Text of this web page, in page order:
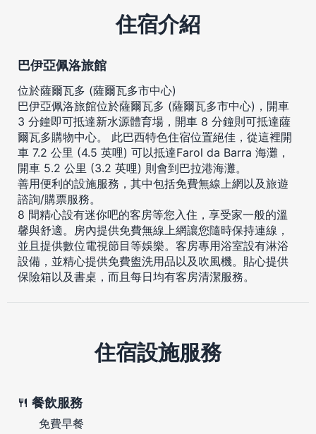
住宿介紹
巴伊亞佩洛旅館
位於薩爾瓦多 (薩爾瓦多市中心)
巴伊亞佩洛旅館位於薩爾瓦多 (薩爾瓦多市中心)，開車
3 分鐘即可抵達新水源體育場，開車 8 分鐘則可抵達薩
爾瓦多購物中心。 此巴西特色住宿位置絕佳，從這裡開
車 7.2 公里 (4.5 英哩) 可以抵達Farol da Barra 海灘，
開車 5.2 公里 (3.2 英哩) 則會到巴拉港海灘。
善用便利的設施服務，其中包括免費無線上網以及旅遊
諮詢/購票服務。
8 間精心設有迷你吧的客房等您入住，享受家一般的溫
馨與舒適。房內提供免費無線上網讓您隨時保持連線，
並且提供數位電視節目等娛樂。客房專用浴室設有淋浴
設備，並精心提供免費盥洗用品以及吹風機。貼心提供
保險箱以及書桌，而且每日均有客房清潔服務。
住宿設施服務
餐飲服務
免費早餐